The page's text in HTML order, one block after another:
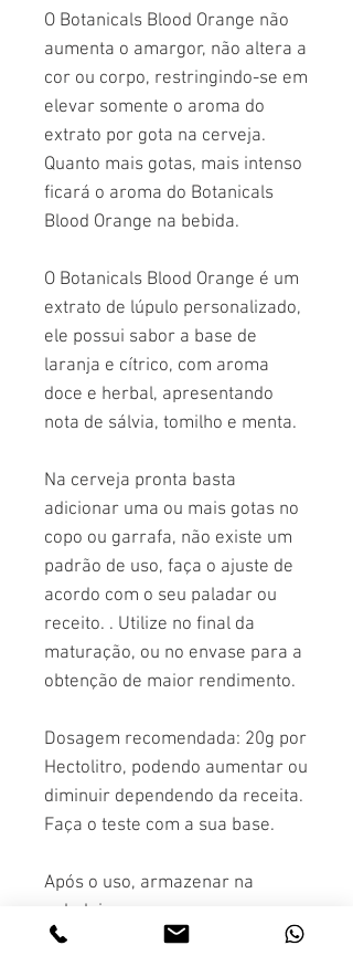
O Botanicals Blood Orange não
aumenta o amargor, não altera a
cor ou corpo, restringindo-se em
elevar somente o aroma do
extrato por gota na cerveja.
Quanto mais gotas, mais intenso
ficará o aroma do Botanicals
Blood Orange na bebida.
O Botanicals Blood Orange é um
extrato de lúpulo personalizado,
ele possui sabor a base de
laranja e cítrico, com aroma
doce e herbal, apresentando
nota de sálvia, tomilho e menta.
Na cerveja pronta basta
adicionar uma ou mais gotas no
copo ou garrafa, não existe um
padrão de uso, faça o ajuste de
acordo com o seu paladar ou
receito. . Utilize no final da
maturação, ou no envase para a
obtenção de maior rendimento.
Dosagem recomendada: 20g por
Hectolitro, podendo aumentar ou
diminuir dependendo da receita.
Faça o teste com a sua base.
Após o uso, armazenar na
geladeira para preservar a
intensidade e frescor do aroma.